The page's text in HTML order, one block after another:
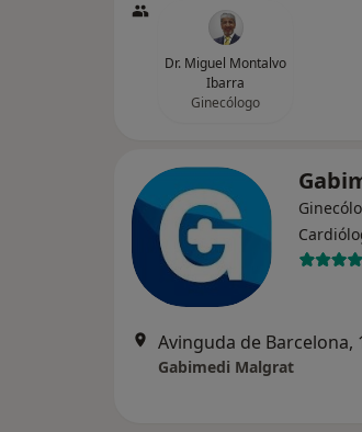
Dr. Miguel Montalvo
Ibarra
Ginecólogo
Gabimedi Malgrat